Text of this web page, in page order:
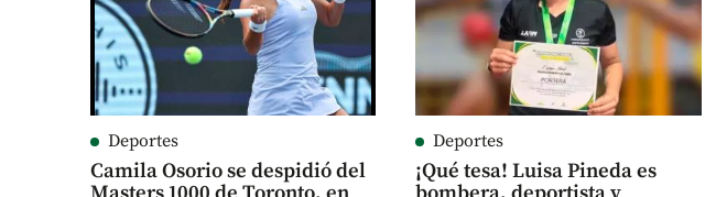
Deportes
Camila Osorio se despidió del
Deportes
¡Qué tesa! Luisa Pineda es